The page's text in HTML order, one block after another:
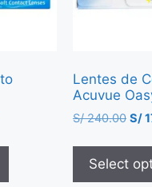
Lentes de
Acuvue
S/240.00 S/
Select